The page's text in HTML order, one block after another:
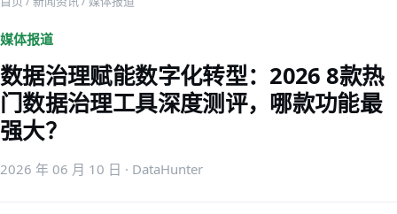
媒体报道
数据治理赋能数字化转型：2026 8款热
门数据治理工具深度测评，哪款功能最
强大？
2026 年 06 月 10 日 · DataHunter